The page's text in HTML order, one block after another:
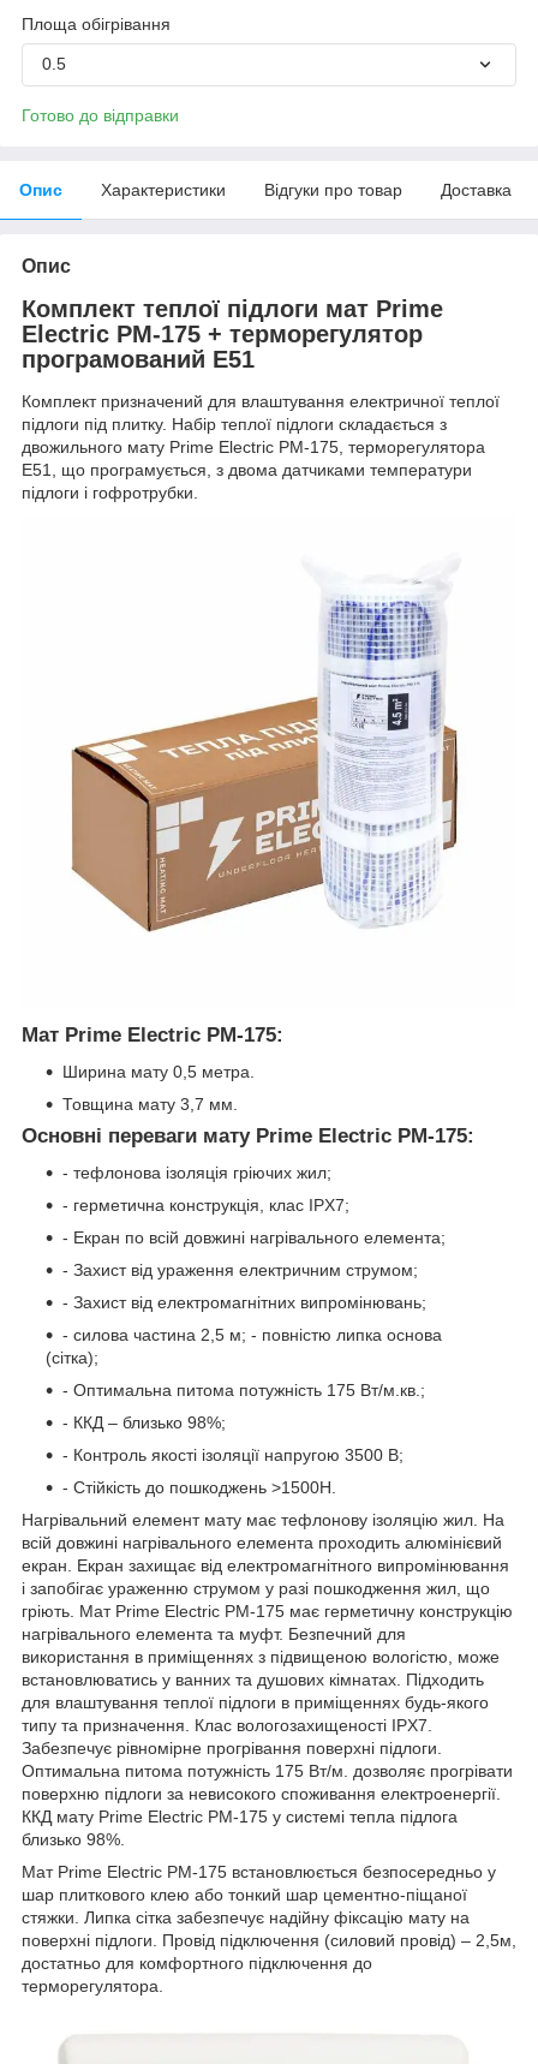
Площа обігрівання
0.5
Готово до відправки
Опис Характеристики Відгуки про товар Доставка
Опис
Комплект теплої підлоги мат Prime
Electric PM-175 + терморегулятор
програмований E51
Комплект призначений для влаштування електричної теплої
підлоги під плитку. Набір теплої підлоги складається з
двожильного мату Prime Electric PM-175, терморегулятора
E51, що програмується, з двома датчиками температури
підлоги і гофротрубки.
Мат Prime Electric PM-175:
Ширина мату 0,5 метра.
Товщина мату 3,7 мм.
Основні переваги мату Prime Electric PM-175:
- тефлонова ізоляція гріючих жил;
- герметична конструкція, клас IPX7;
- Екран по всій довжині нагрівального елемента;
- Захист від ураження електричним струмом;
- Захист від електромагнітних випромінювань;
- силова частина 2,5 м; - повністю липка основа
(сітка);
- Оптимальна питома потужність 175 Вт/м.кв.;
- ККД – близько 98%;
- Контроль якості ізоляції напругою 3500 В;
- Стійкість до пошкоджень >1500H.
Нагрівальний елемент мату має тефлонову ізоляцію жил. На
всій довжині нагрівального елемента проходить алюмінієвий
екран. Екран захищає від електромагнітного випромінювання
і запобігає ураженню струмом у разі пошкодження жил, що
гріють. Мат Prime Electric PM-175 має герметичну конструкцію
нагрівального елемента та муфт. Безпечний для
використання в приміщеннях з підвищеною вологістю, може
встановлюватись у ванних та душових кімнатах. Підходить
для влаштування теплої підлоги в приміщеннях будь-якого
типу та призначення. Клас вологозахищеності IPX7.
Забезпечує рівномірне прогрівання поверхні підлоги.
Оптимальна питома потужність 175 Вт/м. дозволяє прогрівати
поверхню підлоги за невисокого споживання електроенергії.
ККД мату Prime Electric PM-175 у системі тепла підлога
близько 98%.
Мат Prime Electric PM-175 встановлюється безпосередньо у
шар плиткового клею або тонкий шар цементно-піщаної
стяжки. Липка сітка забезпечує надійну фіксацію мату на
поверхні підлоги. Провід підключення (силовий провід) – 2,5м,
достатньо для комфортного підключення до
терморегулятора.